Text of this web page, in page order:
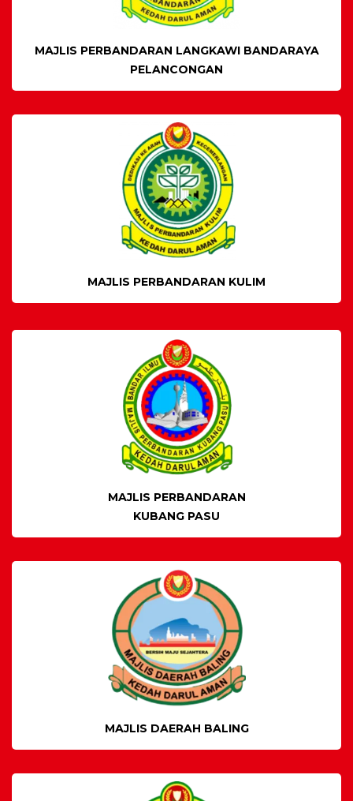
MAJLIS PERBANDARAN LANGKAWI BANDARAYA
PELANCONGAN
MAJLIS PERBANDARAN KULIM
MAJLIS PERBANDARAN
KUBANG PASU
MAJLIS DAERAH BALING